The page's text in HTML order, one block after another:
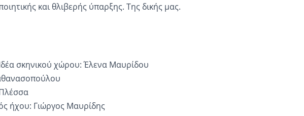
και θλιβερής ύπαρξης. Της δικής μας.
σκηνικού χώρου: Έλενα Μαυρίδου
ήχου: Γιώργος Μαυρίδης